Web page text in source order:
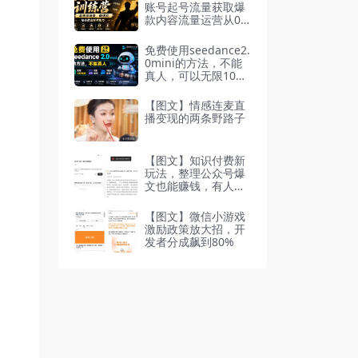
账号起号流量获取爆
款内容流量运营从0-1
免费使用seedance2.
0mini的方法，不能
真人，可以无限10秒
考【图文】情感连麦直
播变现的两条野路子
【图文】知识付费新
玩法，整理公众号爆
文也能赚钱，有人收
【图文】微信小游戏
激励政策放大招，开
发者分成飙到80%